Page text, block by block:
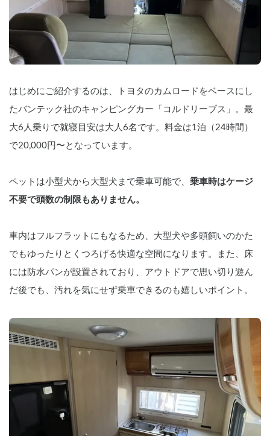
はじめにご紹介するのは、トヨタのカムロードをベースにし
たバンテック社のキャンピングカー「コルドリーブス」。最
大6人乗りで就寝目安は大人6名です。料金は1泊（24時間）
で20,000円〜となっています。
ペットは小型犬から大型犬まで乗車可能で、 乗車時はケージ
不要で頭数の制限もありません。
車内はフルフラットにもなるため、大型犬や多頭飼いのかた
でもゆったりとくつろげる快適な空間になります。また、床
には防水パンが設置されており、アウトドアで思い切り遊ん
だ後でも、汚れを気にせず乗車できるのも嬉しいポイント。